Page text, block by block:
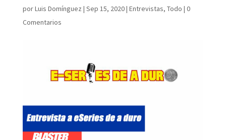
porLuis Domínguez | Sep 15, 2020| Entrevistas, Todo | 0
Comentarios